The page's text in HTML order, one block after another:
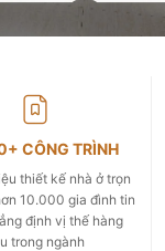
CÔNG TRÌNH
thiết kế nhà ở trọn
10.000 gia đình tin
định vị thế hàng
trong ngành